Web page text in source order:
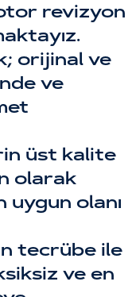
revizyon
orijinal ve
ve
üst kalite
olarak
olanı
tecrübe ile
ve en